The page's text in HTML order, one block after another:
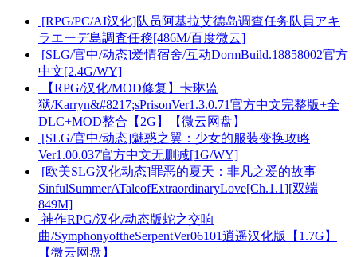
[RPG/PC/AI汉化]队员阿基拉艾德岛调查任务队員アキ
ラエーデ島調査任務[486M/百度微云]
[SLG/官中/动态]爱情宿舍/互动DormBuild.18858002官方
中文[2.4G/WY]
【RPG/汉化/MOD修复】卡琳监
狱/Karryn&#8217;sPrisonVer1.3.0.71官方中文完整版+全
DLC+MOD整合【2G】【微云网盘】
[SLG/官中/动态]魅惑之翼：少女的服装变换攻略
Ver1.00.037官方中文无删减[1G/WY]
[欧美SLG汉化动态]罪恶的夏天：非凡之爱的故事
SinfulSummerATaleofExtraordinaryLove[Ch.1.1][双端
849M]
神作RPG/汉化/动态版蛇之交响
曲/SymphonyoftheSerpentVer06101逍遥汉化版【1.7G】
【微云网盘】